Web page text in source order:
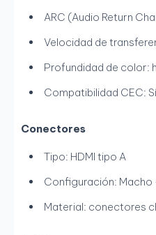
ARC (Audio Return
Velocidad de
Profundidad de color:
Compatibilidad CEC: Sí
Conectores
Tipo: HDMI tipo A
Configuración: Macho
Material: conectores